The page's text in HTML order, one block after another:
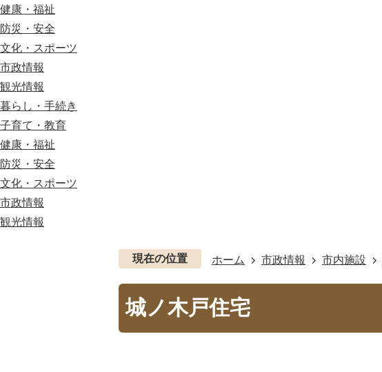
健康・福祉
防災・安全
文化・スポーツ
市政情報
観光情報
暮らし・手続き
子育て・教育
健康・福祉
防災・安全
文化・スポーツ
市政情報
観光情報
現在の位置 ホーム 市政情報 市内施設
城ノ木戸住宅